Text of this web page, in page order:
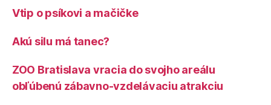
Vtip o psíkovi a mačičke
Akú silu má tanec?
ZOO Bratislava vracia do svojho areálu
obľúbenú zábavno-vzdelávaciu atrakciu